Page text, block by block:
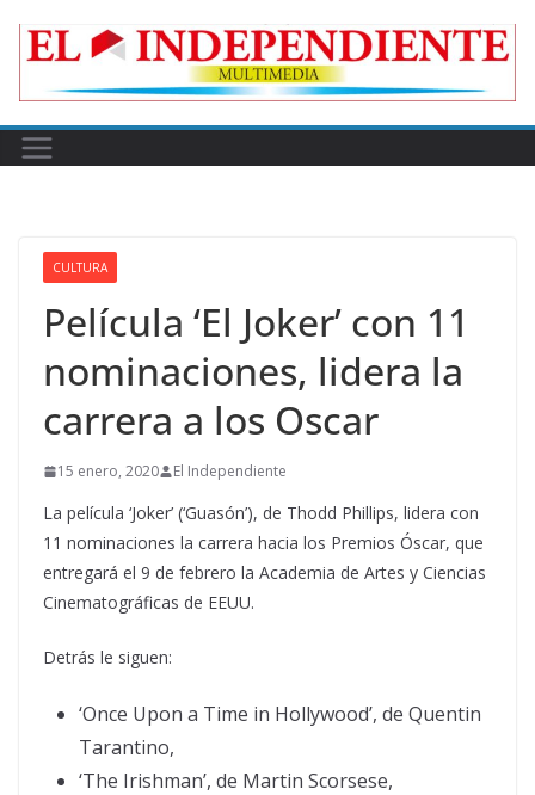
CULTURA
Película ‘El Joker’ con 11
nominaciones, lidera la
carrera a los Oscar
15 enero, 2020 El Independiente
La película ‘Joker’ (‘Guasón’), de Thodd Phillips, lidera con
11 nominaciones la carrera hacia los Premios Óscar, que
entregará el 9 de febrero la Academia de Artes y Ciencias
Cinematográficas de EEUU.
Detrás le siguen:
‘Once Upon a Time in Hollywood’, de Quentin
Tarantino,
‘The Irishman’, de Martin Scorsese,